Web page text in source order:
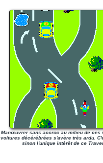
Manœuvrer sans accroc au milieu de ces
voitures décérébrées s'avère très ardu.
sinon l'unique intérêt de ce